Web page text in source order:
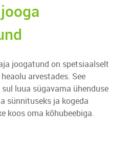
joogatund on spetsiaalselt
arvestades. See
luua sügavama ühenduse
sünnituseks ja kogeda
koos oma kõhubeebiga.